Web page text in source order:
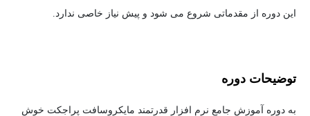
این دوره از مقدماتی شروع می شود و پیش نیاز خاصی ندارد.
توضیحات دوره
به دوره آموزش جامع نرم افزار قدرتمند مایکروسافت پراجکت خوش